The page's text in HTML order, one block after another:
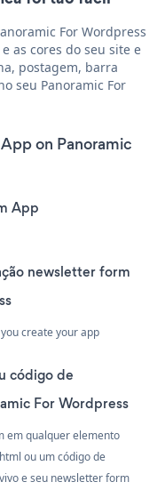
For Wordpress
as cores do seu site e
postagem, barra
seu Panoramic For
on Panoramic
App
newsletter form
create your app
código de
For Wordpress
em qualquer elemento
ou um código de
e seu newsletter form